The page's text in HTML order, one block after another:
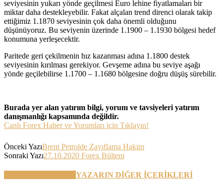
seviyesinin yukarı yönde geçilmesi Euro lehine fiyatlamaları bir
miktar daha destekleyebilir. Fakat alçalan trend direnci olarak takip
ettiğimiz 1.1870 seviyesinin çok daha önemli olduğunu
düşünüyoruz. Bu seviyenin üzerinde 1.1900 – 1.1930 bölgesi hedef
konumuna yerleşecektir.
Paritede geri çekilmenin hız kazanması adına 1.1800 destek
seviyesinin kırılması gerekiyor. Gevşeme adına bu seviye aşağı
yönde geçilebilirse 1.1700 – 1.1680 bölgesine doğru düşüş sürebilir.
Burada yer alan yatırım bilgi, yorum ve tavsiyeleri yatırım
danışmanlığı kapsamında değildir.
Canlı Forex Haber ve Yorumları için Tıklayın!
Önceki YazıBrent Petrolde Zayıflama Hakim
Sonraki Yazı27.10.2020 Forex Bülteni
YAZARIN DİĞER İÇERİKLERİ